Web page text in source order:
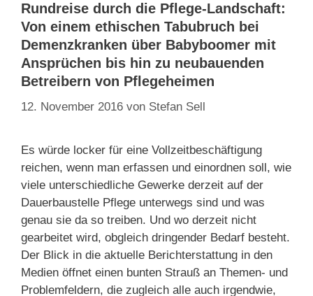
Rundreise durch die Pflege-Landschaft:
Von einem ethischen Tabubruch bei
Demenzkranken über Babyboomer mit
Ansprüchen bis hin zu neubauenden
Betreibern von Pflegeheimen
12. November 2016 von Stefan Sell
Es würde locker für eine Vollzeitbeschäftigung
reichen, wenn man erfassen und einordnen soll, wie
viele unterschiedliche Gewerke derzeit auf der
Dauerbaustelle Pflege unterwegs sind und was
genau sie da so treiben. Und wo derzeit nicht
gearbeitet wird, obgleich dringender Bedarf besteht.
Der Blick in die aktuelle Berichterstattung in den
Medien öffnet einen bunten Strauß an Themen- und
Problemfeldern, die zugleich alle auch irgendwie,